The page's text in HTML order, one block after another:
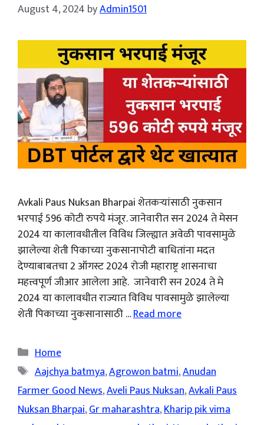
August 4, 2024 byAdmin1501
Avkali Paus Nuksan Bharpai शेतकऱ्यांसाठी नुकसान
भरपाई 596 कोटी रुपये मंजूर. जानेवारीत सन 2024 ते मेसन
2024 या कालावधीतील विविध जिल्ह्यात अवेळी पावसामुळे
झालेल्या शेती पिकाच्या नुकसानापोटी बाधितांना मदत
देण्याबाबतचा 2 ऑगस्ट 2024 रोजी महाराष्ट्र शासनाचा
महत्त्वपूर्ण जीआर आलेला आहे. जानेवारी सन 2024 ते मे
2024 या कालावधीत राज्यात विविध पावसामुळे झालेल्या
शेती पिकाच्या नुकसानासाठी …Read more
Categories
Home
Tags
Aajchya batmya,Agrowon batmi,Anudan
Farmer Good News,Aveli Paus Nuksan,Avkali Paus
Nuksan Bharpai,Gr maharashtra,Kharip pik vima